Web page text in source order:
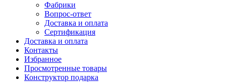
Фабрики
Вопрос-ответ
Доставка и оплата
Сертификация
Доставка и оплата
Контакты
Избранное
Просмотренные товары
Конструктор подарка